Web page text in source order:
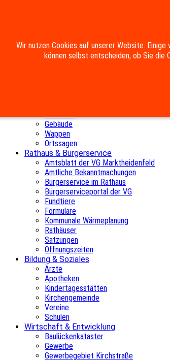
Home
Die Gemeinde
Schriften
Gebäude
Wappen
Ortssagen
Rathaus & Bürgerservice
Amtsblatt der VG Marktheidenfeld
Amtliche Bekanntmachungen
Bürgerservice im Rathaus
Bürgerserviceportal der VG
Fundtiere
Formulare
Kommunale Wärmeplanung
Rathäuser
Satzungen
Öffnungszeiten
Bildung & Soziales
Ärzte
Apotheken
Kindertagesstätten
Kirchengemeinde
Vereine
Schulen
Wirtschaft & Entwicklung
Baulückenkataster
Gewerbe
Gewerbegebiet Kirchstraße
Wir nutzen Cookies auf unserer Website.
können selbst entscheiden, ob Sie die